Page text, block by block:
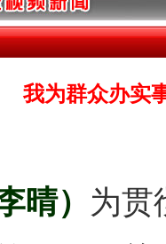
我为群众办实
晴） 为贯